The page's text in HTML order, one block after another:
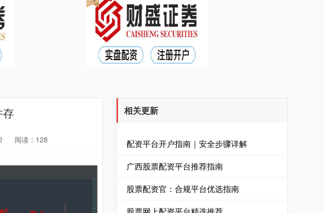
阅读：128
相关更新
配资平台开户指南｜安全步骤详解
广西股票配资平台推荐指南
股票配资官：合规平台优选指南